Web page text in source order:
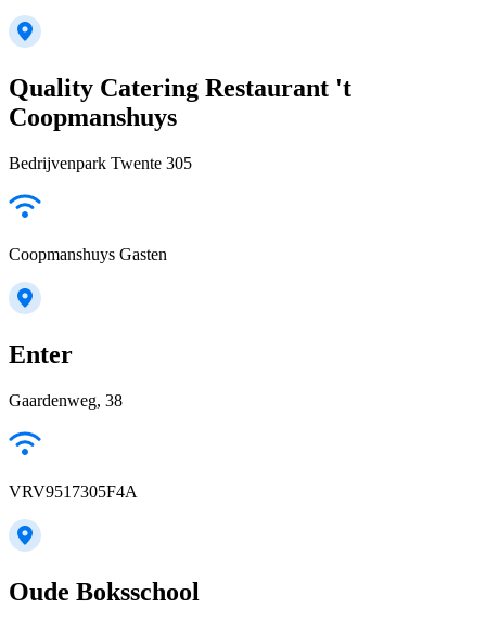
Quality Catering Restaurant 't
Coopmanshuys
Bedrijvenpark Twente 305
Coopmanshuys Gasten
Enter
Gaardenweg, 38
VRV9517305F4A
Oude Boksschool